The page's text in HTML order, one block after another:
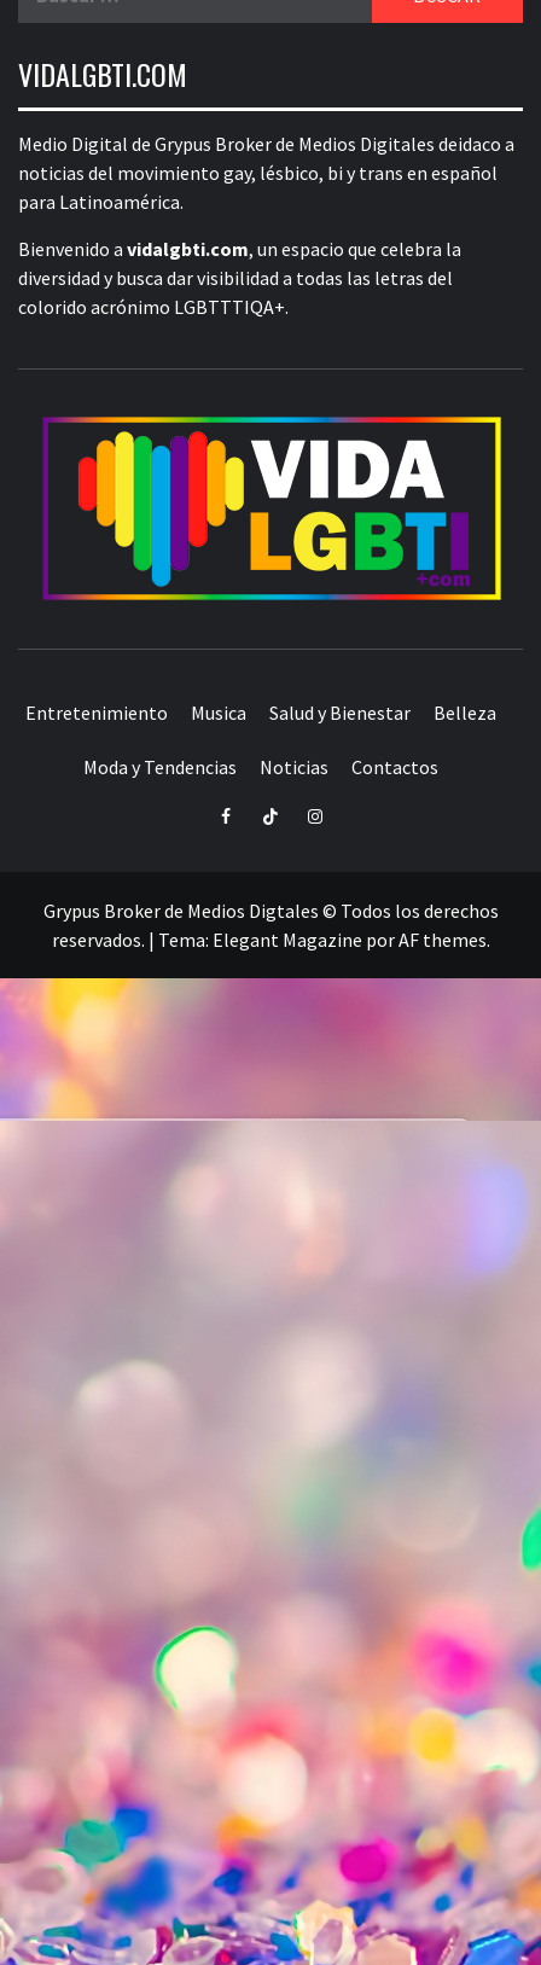
VIDALGBTI.COM
Medio Digital de Grypus Broker de Medios Digitales deidaco a
noticias del movimiento gay, lésbico, bi y trans en español
para Latinoamérica.
Bienvenido a vidalgbti.com, un espacio que celebra la
diversidad y busca dar visibilidad a todas las letras del
colorido acrónimo LGBTTTIQA+.
Entretenimiento Musica Salud y Bienestar Belleza
Moda y Tendencias Noticias Contactos
FacebookTikTok Instagram
Grypus Broker de Medios Digtales © Todos los derechos
reservados. | Tema: Elegant Magazine porAF themes.